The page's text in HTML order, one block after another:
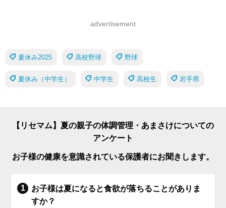
advertisement
夏休み2025 高校野球 野球
夏休み（中学生） 中学生 高校生 岩手県
【リセマム】夏の親子の体調管理・あまさけについての
アンケート
お子様の健康を意識されている保護者にお聞きします。
お子様は夏になると食欲が落ちることがありま
すか？